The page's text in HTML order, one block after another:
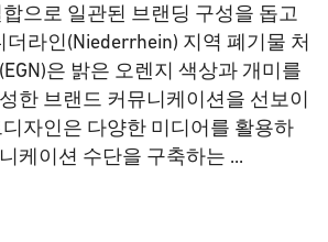
으로 일관된 브랜딩 구성을 돕고
라인(Niederrhein) 지역 폐기물 처
은 밝은 오렌지 색상과 개미를
한 브랜드 커뮤니케이션을 선보이
자인은 다양한 미디어를 활용하
케이션 수단을 구축하는 ...